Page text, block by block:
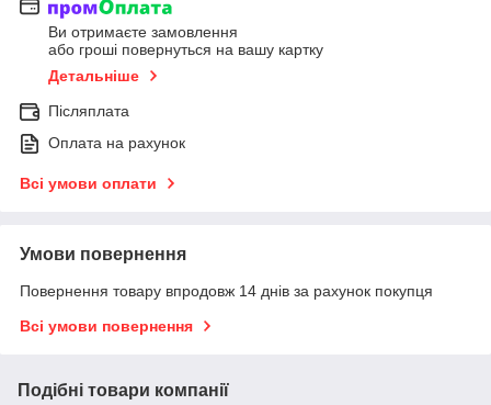
Ви отримаєте замовлення
або гроші повернуться на вашу картку
Детальніше
Післяплата
Оплата на рахунок
Всі умови оплати
Умови повернення
Повернення товару впродовж 14 днів за рахунок покупця
Всі умови повернення
Подібні товари компанії